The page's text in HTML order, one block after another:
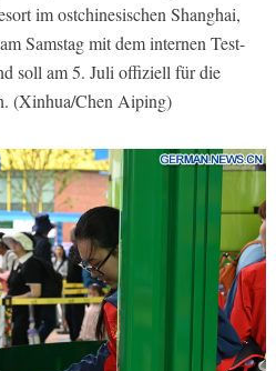
im ostchinesischen Shanghai,
Samstag mit dem internen Test-
soll am 5. Juli offiziell für die
(Xinhua/Chen Aiping)